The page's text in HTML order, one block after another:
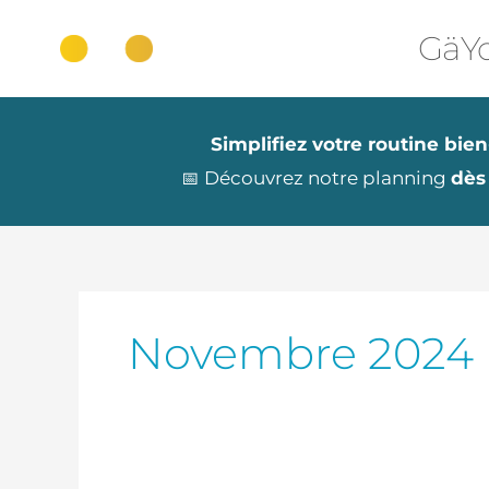
contenu
Simplifiez votre routine
📅 Découvrez notre planning
Novembre 2024